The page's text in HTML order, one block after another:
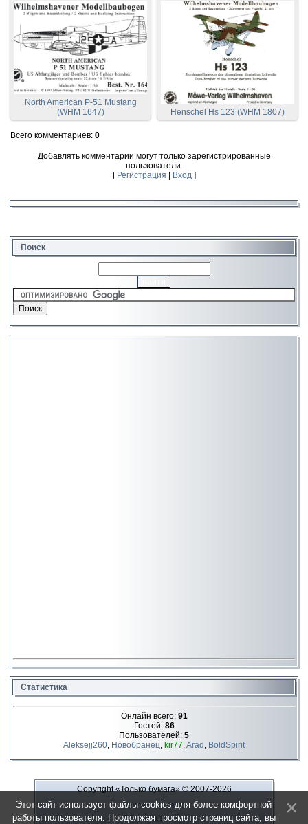
North American P-51 Mustang
(WHM 1647)
Henschel Hs 123 (WHM 1807)
Всего комментариев: 0
Добавлять комментарии могут только зарегистрированные
пользователи.
[ Регистрация Вход]
Поиск
Статистика
Онлайн всего: 91
Гостей: 86
Пользователей: 5
Aleksejj260, Новобранец, kir77,Arad , BoldSpirit
Copyright «Только бумага»© 2007-2026
Рекламодателю
Обратная связь
Этот сайт использует файлы cookies для более комфортной
работы пользователя. Продолжая просмотр страниц сайта, вы